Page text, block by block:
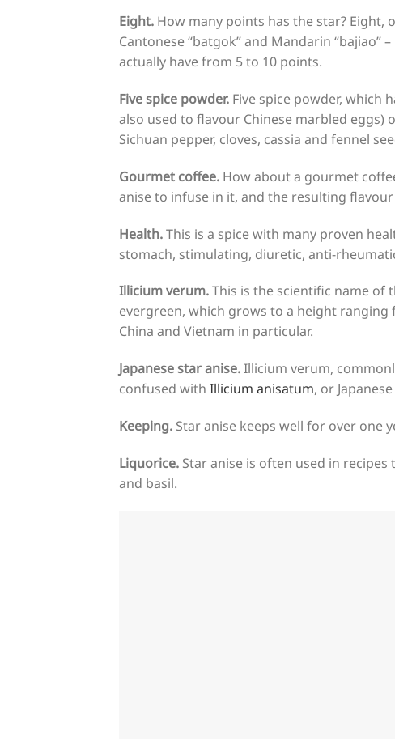
Eight. How many points has the star? Eight,
Cantonese “batgok” and Mandarin “bajiao”
actually have from 5 to 10 points.
Five spice powder. Five spice powder, which
also used to flavour Chinese marbled
Sichuan pepper, cloves, cassia and fennel
Gourmet coffee. How about a gourmet
anise to infuse in it, and the resulting
Health.This is a spice with many proven
stomach, stimulating, diuretic, anti-
Illicium verum.This is the scientific name of
evergreen, which grows to a height ranging
China and Vietnam in particular.
Japanese star anise.Illicium verum,
confused with Illicium anisatum, or
Keeping. Star anise keeps well for over one
Liquorice. Star anise is often used in
and basil.